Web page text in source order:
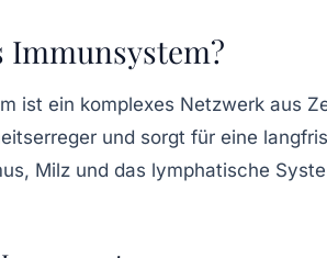
Immunsystem?
ist ein komplexes Netzwerk aus
und sorgt für eine
Milz und das lymphatische